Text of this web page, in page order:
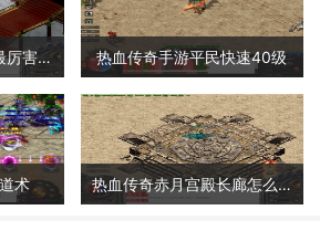
传奇里合击哪个组合最厉害啊 热血传奇手游平民快速40级
术 热血传奇赤月宫殿长廊怎么走